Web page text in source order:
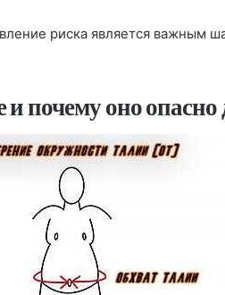
риска является важным
почему оно опасно